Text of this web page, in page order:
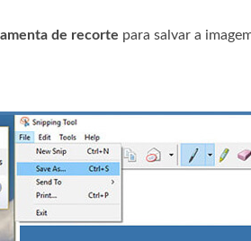
de recorte para salvar a